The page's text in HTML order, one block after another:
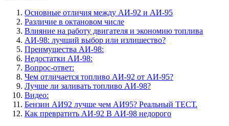
Основные отличия между АИ-92 и АИ-95
Различие в октановом числе
Влияние на работу двигателя и экономию топлива
АИ-98: лучший выбор или излишество?
Преимущества АИ-98:
Недостатки АИ-98:
Вопрос-ответ:
Чем отличается топливо АИ-92 от АИ-95?
Лучше ли заливать топливо АИ-98?
Видео:
Бензин АИ92 лучше чем АИ95? Реальный ТЕСТ.
Как превратить АИ-92 В АИ-98 недорого